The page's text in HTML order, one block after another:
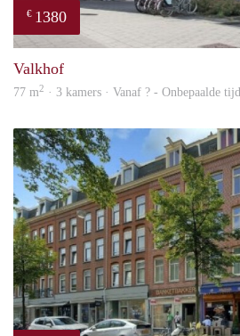
€ 1380
Valkhof
77 m2 · 3 kamers · Vanaf ? - Onbepaalde tijd